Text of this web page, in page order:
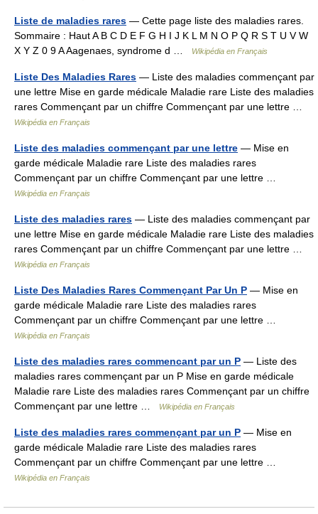
Liste de maladies rares — Cette page liste des maladies rares.
Sommaire : Haut A B C D E F G H I J K L M N O P Q R S T U V W
X Y Z 0 9 A Aagenaes, syndrome d …
Wikipédia en Français
Liste Des Maladies Rares — Liste des maladies commençant par
une lettre Mise en garde médicale Maladie rare Liste des maladies
rares Commençant par un chiffre Commençant par une lettre …
Wikipédia en Français
Liste des maladies commençant par une lettre — Mise en
garde médicale Maladie rare Liste des maladies rares
Commençant par un chiffre Commençant par une lettre …
Wikipédia en Français
Liste des maladies rares — Liste des maladies commençant par
une lettre Mise en garde médicale Maladie rare Liste des maladies
rares Commençant par un chiffre Commençant par une lettre …
Wikipédia en Français
Liste Des Maladies Rares Commençant Par Un P — Mise en
garde médicale Maladie rare Liste des maladies rares
Commençant par un chiffre Commençant par une lettre …
Wikipédia en Français
Liste des maladies rares commencant par un P — Liste des
maladies rares commençant par un P Mise en garde médicale
Maladie rare Liste des maladies rares Commençant par un chiffre
Commençant par une lettre …
Wikipédia en Français
Liste des maladies rares commençant par un P — Mise en
garde médicale Maladie rare Liste des maladies rares
Commençant par un chiffre Commençant par une lettre …
Wikipédia en Français